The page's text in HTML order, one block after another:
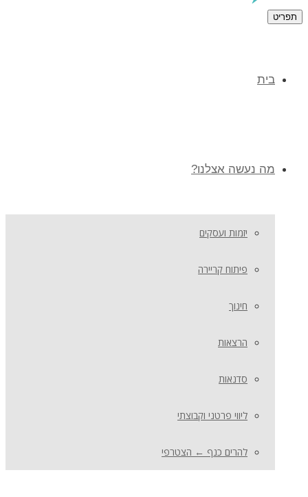
תפריט
בית
מה נעשה אצלנו?
יזמות ועסקים
פיתוח קריירה
חינוך
הרצאות
סדנאות
ליווי פרטני וקבוצתי
להרים כנף ← הצטרפי